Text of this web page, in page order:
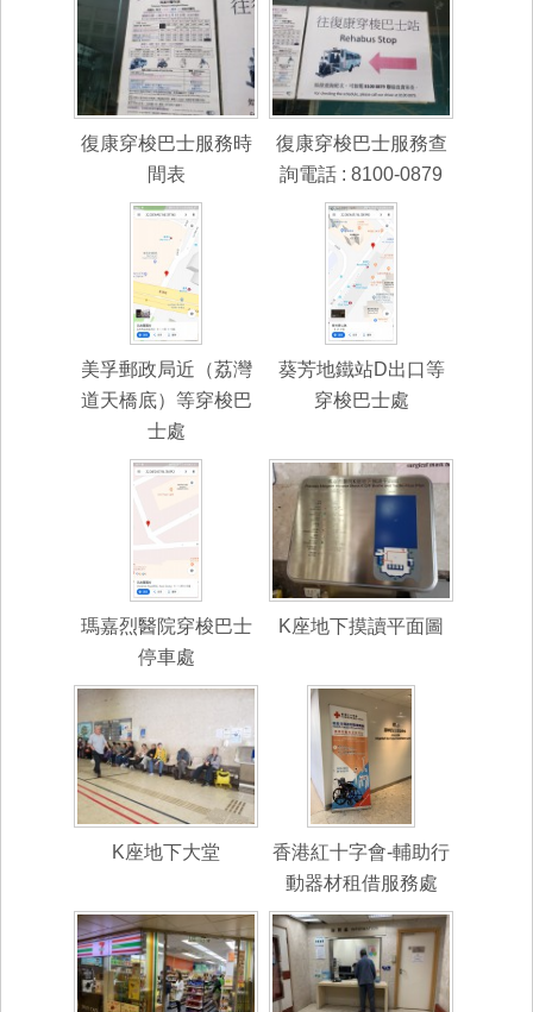
復康穿梭巴士服務時
間表
復康穿梭巴士服務查
詢電話 : 8100-0879
美孚郵政局近（荔灣
道天橋底）等穿梭巴
士處
葵芳地鐵站D出口等
穿梭巴士處
瑪嘉烈醫院穿梭巴士
停車處
K座地下摸讀平面圖
K座地下大堂
香港紅十字會-輔助行
動器材租借服務處